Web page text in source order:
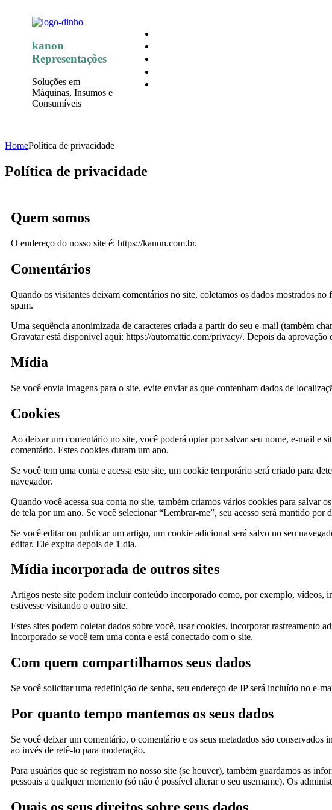
kanon
Representações
Soluções em
Máquinas, Insumos e
Consumíveis
HomePolítica de privacidade
Política de privacidade
Quem somos
O endereço do nosso site é: https://kanon.com.br.
Comentários
Quando os visitantes deixam comentários no site, coletamos os dados mostrados
spam.
Uma sequência anonimizada de caracteres criada a partir do seu e-mail (também
Gravatar está disponível aqui: https://automattic.com/privacy/. Depois da
Mídia
Se você envia imagens para o site, evite enviar as que contenham dados de
Cookies
Ao deixar um comentário no site, você poderá optar por salvar seu nome, e-mail e
comentário. Estes cookies duram um ano.
Se você tem uma conta e acessa este site, um cookie temporário será criado para
navegador.
Quando você acessa sua conta no site, também criamos vários cookies para salvar
de tela por um ano. Se você selecionar “Lembrar-me”, seu acesso será mantido
Se você editar ou publicar um artigo, um cookie adicional será salvo no seu
editar. Ele expira depois de 1 dia.
Mídia incorporada de outros sites
Artigos neste site podem incluir conteúdo incorporado como, por exemplo, vídeos,
estivesse visitando o outro site.
Estes sites podem coletar dados sobre você, usar cookies, incorporar
incorporado se você tem uma conta e está conectado com o site.
Com quem compartilhamos seus dados
Se você solicitar uma redefinição de senha, seu endereço de IP será incluído no e-
Por quanto tempo mantemos os seus dados
Se você deixar um comentário, o comentário e os seus metadados são
ao invés de retê-lo para moderação.
Para usuários que se registram no nosso site (se houver), também guardamos as
pessoais a qualquer momento (só não é possível alterar o seu username). Os